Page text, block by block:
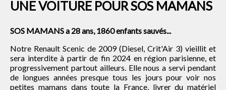
UNE VOITURE POUR SOS MAMANS
SOS MAMANS a 28 ans, 1860 enfants sauvés...
Notre Renault Scenic de 2009 (Diesel, Crit'Air 3) vieillit et
sera interdite à partir de fin 2024 en région parisienne, et
progressivement partout ailleurs. Elle nous a servi pendant
de longues années presque tous les jours pour voir nos
petites mamans dans toute la France, livrer du matériel